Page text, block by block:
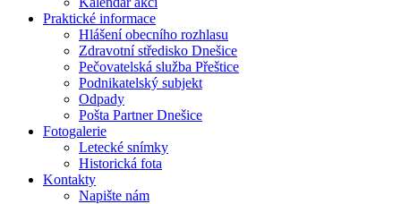
Praktické informace
Hlášení obecního rozhlasu
Zdravotní středisko Dnešice
Pečovatelská služba Přeštice
Podnikatelský subjekt
Odpady
Pošta Partner Dnešice
Fotogalerie
Letecké snímky
Historická fota
Kontakty
Napište nám